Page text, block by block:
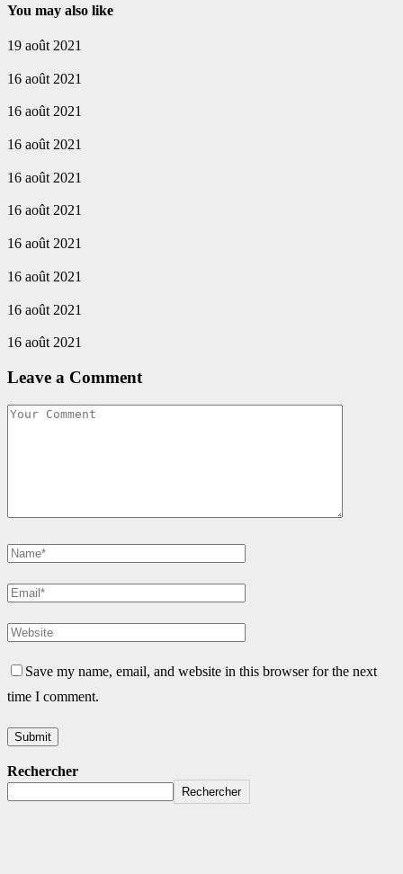
You may also like
19 août 2021
16 août 2021
16 août 2021
16 août 2021
16 août 2021
16 août 2021
16 août 2021
16 août 2021
16 août 2021
16 août 2021
Leave a Comment
Save my name, email, and website in this browser for the next
time I comment.
Rechercher
Rechercher